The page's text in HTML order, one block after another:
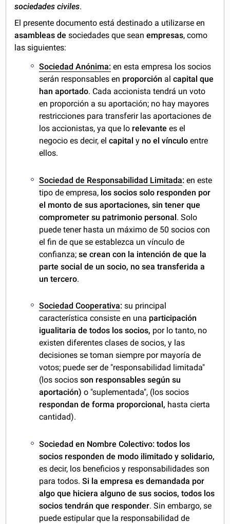
sociedades civiles.
El presente documento está destinado a utilizarse en
asambleas de sociedades que seanempresas, como
las siguientes:
Sociedad Anónima: en esta empresa los socios
serán responsables en proporción alcapital que
han aportado. Cada accionista tendrá un voto
en proporción a su aportación; no hay mayores
restricciones para transferir las aportaciones de
los accionistas, ya que lo relevante es el
negocio es decir, elcapital y no el vínculo entre
ellos.
Sociedad de Responsabilidad Limitada: en este
tipo de empresa, los socios solo responden por
el monto de sus aportaciones, sin tener que
comprometer su patrimonio personal. Solo
puede tener hasta un máximo de 50 socios con
el fin de que se establezca un vínculo de
confianza; se crean con la intención de que la
parte social de un socio, no sea transferida a
un tercero.
Sociedad Cooperativa: su principal
característica consiste en una participación
igualitaria de todos los socios, por lo tanto, no
existen diferentes clases de socios, y las
decisiones se toman siempre por mayoría de
votos; puede ser de "responsabilidad limitada"
(los socios son responsables segúnsu
aportación)o "suplementada", (los socios
respondan de forma proporcional, hasta cierta
cantidad).
Sociedad en Nombre Colectivo: todos los
socios responden de modo ilimitado y solidario,
es decir, los beneficios y responsabilidades son
para todos.Si la empresa es demandada por
algo que hiciera alguno de sus socios, todos los
sociostendrán que responder. Sin embargo, se
puede estipular que la responsabilidad de